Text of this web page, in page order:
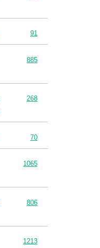
91
885
268
70
1065
806
1213